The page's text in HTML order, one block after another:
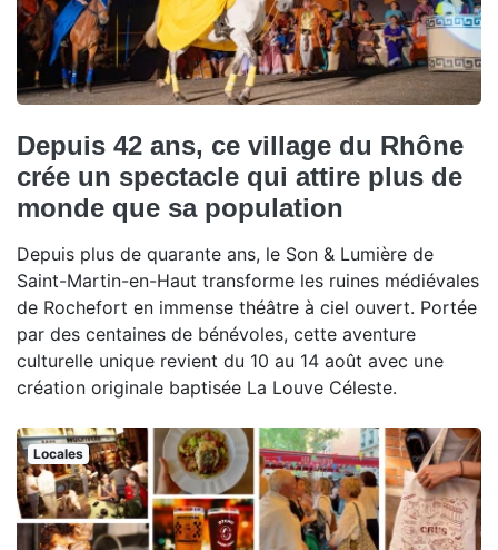
Depuis 42 ans, ce village du Rhône
crée un spectacle qui attire plus de
monde que sa population
Depuis plus de quarante ans, le Son & Lumière de
Saint-Martin-en-Haut transforme les ruines médiévales
de Rochefort en immense théâtre à ciel ouvert. Portée
par des centaines de bénévoles, cette aventure
culturelle unique revient du 10 au 14 août avec une
création originale baptisée La Louve Céleste.
Locales